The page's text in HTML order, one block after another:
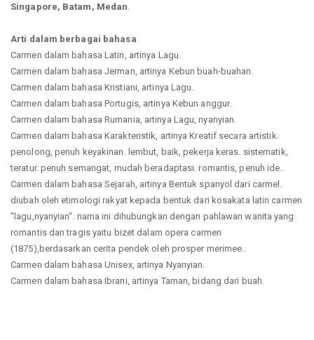
Singapore, Batam, Medan
Arti dalam berbagai bahasa
Carmen dalam bahasa Latin, artinya Lagu.
Carmen dalam bahasa Jerman, artinya Kebun buah-buahan.
Carmen dalam bahasa Kristiani, artinya Lagu.
Carmen dalam bahasa Portugis, artinya Kebun anggur.
Carmen dalam bahasa Rumania, artinya Lagu, nyanyian.
Carmen dalam bahasa Karakteristik, artinya Kreatif secara artistik.
penolong, penuh keyakinan. lembut, baik, pekerja keras. sistematik,
teratur. penuh semangat, mudah beradaptasi. romantis, penuh ide..
Carmen dalam bahasa Sejarah, artinya Bentuk spanyol dari carmel.
diubah oleh etimologi rakyat kepada bentuk dari kosakata latin carmen
"lagu,nyanyian". nama ini dihubungkan dengan pahlawan wanita yang
romantis dan tragis yaitu bizet dalam opera carmen
(1875),berdasarkan cerita pendek oleh prosper merimee..
Carmen dalam bahasa Unisex, artinya Nyanyian.
Carmen dalam bahasa Ibrani, artinya Taman, bidang dari buah.